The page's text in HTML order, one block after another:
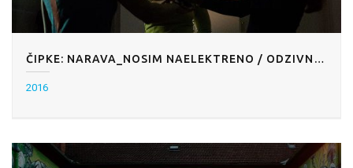
ČIPKE: NARAVA_NOSIM NAELEKTRENO / ODZIVNA INSTALACIJA
2016